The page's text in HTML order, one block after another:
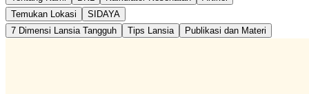
Temukan Lokasi
SIDAYA
7 Dimensi Lansia Tangguh
Tips Lansia Publikasi dan Materi